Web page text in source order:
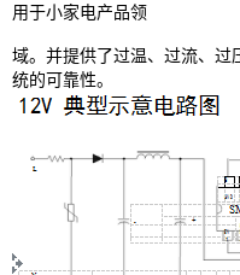
用于小家电产品领
域。并提供了过温、过流、过
统的可靠性。